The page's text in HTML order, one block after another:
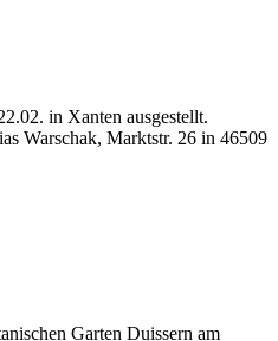
in Xanten ausgestellt.
Warschak, Marktstr. 26 in 46509
Garten Duissern am